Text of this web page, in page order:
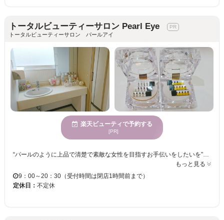
トータルビューティーサロン Pearl Eye
トータルビューティーサロン パールアイ
楽天ビューティで予約する
[PR]
“パールのように上品で清楚で素敵な女性を目指すお手伝いをしたいを”コンセプトに持つ【トータルビューティーサロン Pearl Eye】は、ゲスト一人ひとりの生え癖や毛質、似合わせを考え、立体的で魅力的な目元を提供してくれるまつ毛サロンです♪♪ 白を基調に落ち着きのある店内は、初めての方でも緊張せずゆっくりとリラックスしながらサロンタイムが過ごせます◎また、丁寧なカウンセリングを行ってくれるので、デザインが決まらない方でも安心してお任せ出来ます◎ ぜひこの機会に【トータルビューティーサロン Pearl Eye】で、すっぴんでも自信が持てる自分へ変身してみませんか？？
もっと見る
9：00～20：30（受付時間は閉店1時間前まで）
定休日： 不定休